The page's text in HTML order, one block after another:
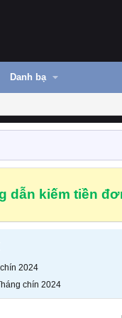
Danh bạ
dẫn kiếm tiền
2024
chín 2024